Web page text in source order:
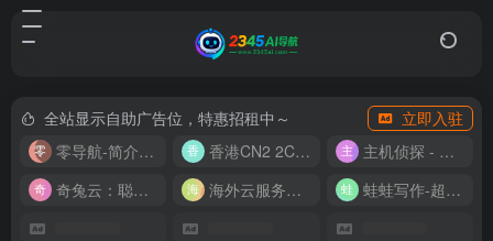
全站显示自助广告位，特惠招租中～
立即入驻
零导航-简介实用的网址导航
香港CN2 2C2G20M 9.9/月
主机侦探 - 少花钱，用好云
奇兔云：聪明人的“省”钱计划！
海外云服务器全网最低价 蛙蛙写作-超级AI智能写作助手